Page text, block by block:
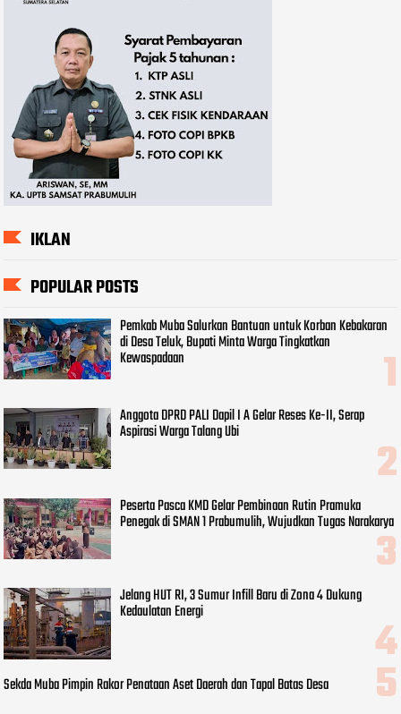
IKLAN
POPULAR POSTS
Pemkab Muba Salurkan Bantuan untuk Korban Kebakaran
di Desa Teluk, Bupati Minta Warga Tingkatkan
Kewaspadaan
Anggota DPRD PALI Dapil I A Gelar Reses Ke-II, Serap
Aspirasi Warga Talang Ubi
Peserta Pasca KMD Gelar Pembinaan Rutin Pramuka
Penegak di SMAN 1 Prabumulih, Wujudkan Tugas Narakarya
Jelang HUT RI, 3 Sumur Infill Baru di Zona 4 Dukung
Kedaulatan Energi
Sekda Muba Pimpin Rakor Penataan Aset Daerah dan Tapal Batas Desa